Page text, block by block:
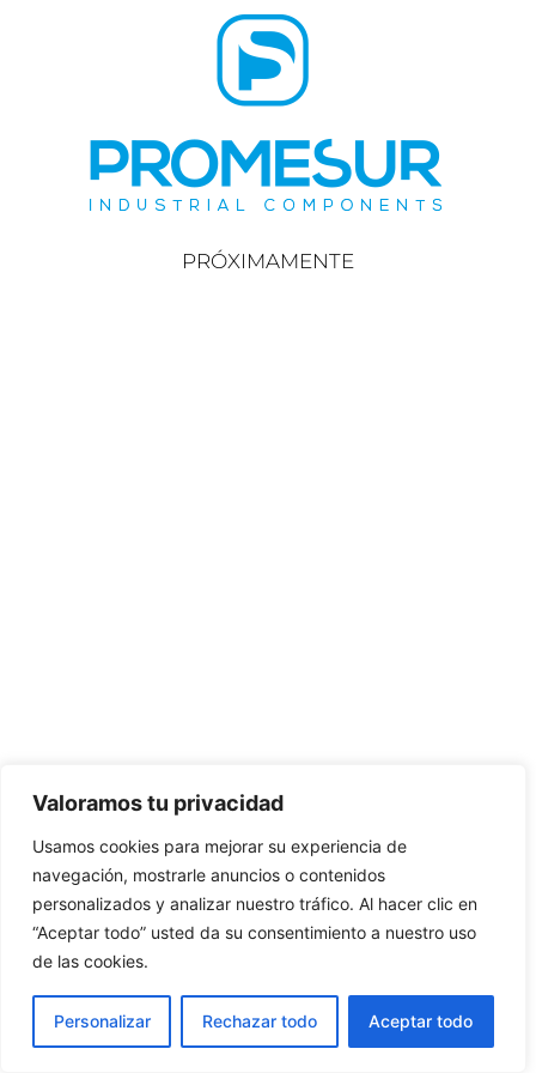
Valoramos tu privacidad
Usamos cookies para mejorar su experiencia de
navegación, mostrarle anuncios o contenidos
personalizados y analizar nuestro tráfico. Al hacer clic en
“Aceptar todo” usted da su consentimiento a nuestro uso
de las cookies.
Personalizar Rechazar todo Aceptar todo
PRÓXIMAMENTE